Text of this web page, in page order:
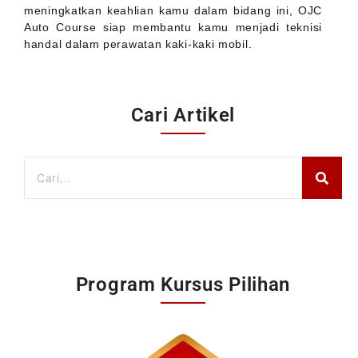
meningkatkan keahlian kamu dalam bidang ini, OJC
Auto Course siap membantu kamu menjadi teknisi
handal dalam perawatan kaki-kaki mobil.
Cari Artikel
Program Kursus Pilihan